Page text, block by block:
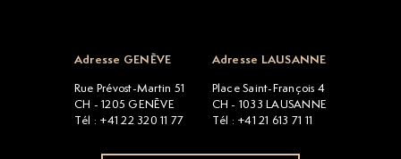
Adresse GENÈVE
Rue Prévost-Martin 51
CH - 1205 GENÈVE
Tél : +41 22 320 11 77
Adresse LAUSANNE
Place Saint-François 4
CH - 1033 LAUSANNE
Tél : +41 21 613 71 11